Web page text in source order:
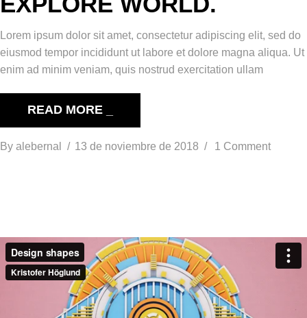
Lorem ipsum dolor sit amet, consectetur adipiscing elit, sed do
eiusmod tempor incididunt ut labore et dolore magna aliqua. Ut
enim ad minim veniam, quis nostrud exercitation ullam
READ MORE _
By alebernal 13 de noviembre de 2018 1 Comment